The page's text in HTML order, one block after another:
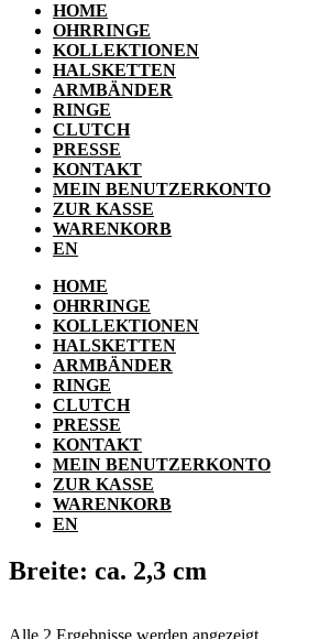
HOME
OHRRINGE
KOLLEKTIONEN
HALSKETTEN
ARMBÄNDER
RINGE
CLUTCH
PRESSE
KONTAKT
MEIN BENUTZERKONTO
ZUR KASSE
WARENKORB
EN
HOME
OHRRINGE
KOLLEKTIONEN
HALSKETTEN
ARMBÄNDER
RINGE
CLUTCH
PRESSE
KONTAKT
MEIN BENUTZERKONTO
ZUR KASSE
WARENKORB
EN
Breite: ca. 2,3 cm
Alle 2 Ergebnisse werden angezeigt